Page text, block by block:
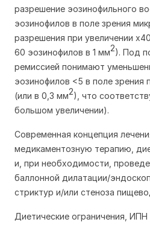
разрешение эозинофильного
эозинофилов в поле зрения
разрешения при увеличении
60 эозинофилов в 1 мм2). Под
ремиссией понимают
эозинофилов <5 в поле зрения
(или в 0,3 мм2), что
большом увеличении).
Современная концепция
медикаментозную терапию,
и, при необходимости,
баллонной дилатации/
стриктур и/или стеноза
Диетические ограничения,